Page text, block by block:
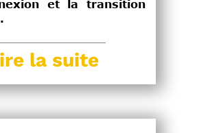
et la transition
la suite